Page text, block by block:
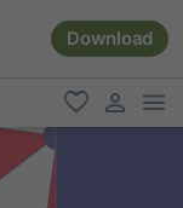
Download
favoriti
user link